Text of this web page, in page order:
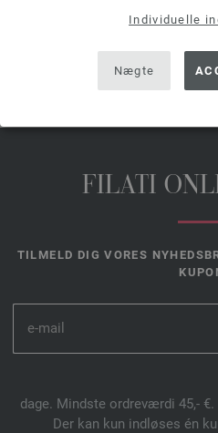
Individuelle
Nægte
DEL
FILATI
TILMELD DIG VORES
dage. Mindste ordreværdi 45,-
Der kan kun indløses én